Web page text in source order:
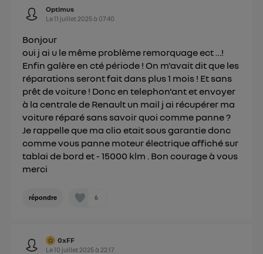
Optimus
Le11 juillet 2025à 07:40
Bonjour
oui j ai u le même problème remorquage ect …!
Enfin galère en cté période ! On m'avait dit que les
réparations seront fait dans plus 1 mois ! Et sans
prêt de voiture ! Donc en telephon'ant et envoyer
à la centrale de Renault un mail j ai récupérer ma
voiture réparé sans savoir quoi comme panne ?
Je rappelle que ma clio etait sous garantie donc
comme vous panne moteur électrique affiché sur
tablai de bord et - 15000 klm . Bon courage à vous
merci
répondre 6
0xFF
Le10 juillet 2025à 22:17
") ou via la page « gérer Utiq » en bas de ce site.
Pour plus d'informations, veuillez consulter
personnelles d'Utiq.